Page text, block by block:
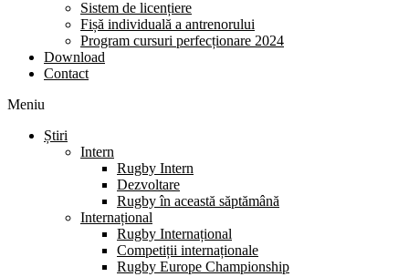
Sistem de licențiere
Fișă individuală a antrenorului
Program cursuri perfecționare 2024
Download
Contact
Meniu
Știri
Intern
Rugby Intern
Dezvoltare
Rugby în această săptămână
Internațional
Rugby Internațional
Competiții internaționale
Rugby Europe Championship